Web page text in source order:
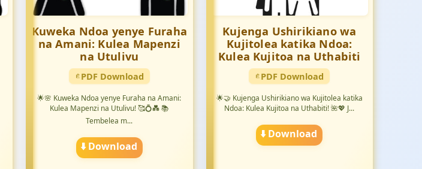
Kuweka Ndoa yenye Furaha
na Amani: Kulea Mapenzi
na Utulivu
PDF Download
🌟🌸 Kuweka Ndoa yenye Furaha na Amani:
Kulea Mapenzi na Utulivu! 🥰💍💑 📚
Tembelea m...
⬇️ Download
Kujenga Ushirikiano wa
Kujitolea katika Ndoa:
Kulea Kujitoa na Uthabiti
PDF Download
🌟🤝 Kujenga Ushirikiano wa Kujitolea katika
Ndoa: Kulea Kujitoa na Uthabiti! 🌺💖 J...
⬇️ Download